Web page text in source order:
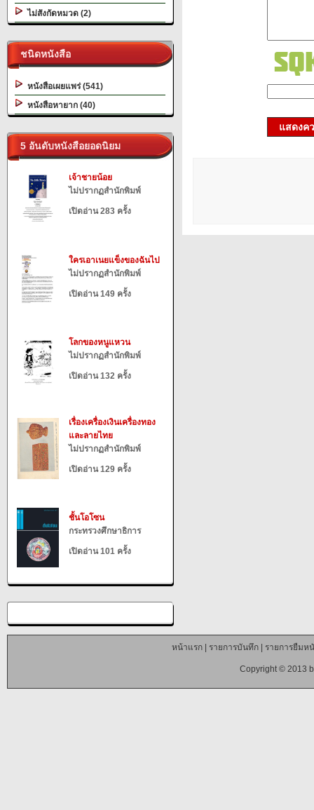
ไม่สังกัดหมวด (2)
ชนิดหนังสือ
หนังสือเผยแพร่ (541)
หนังสือหายาก (40)
5 อันดับหนังสือยอดนิยม
เจ้าชายน้อย
ไม่ปรากฏสำนักพิมพ์
เปิดอ่าน 283 ครั้ง
ใครเอาเนยแข็งของฉันไป
ไม่ปรากฏสำนักพิมพ์
เปิดอ่าน 149 ครั้ง
โลกของหนูแหวน
ไม่ปรากฏสำนักพิมพ์
เปิดอ่าน 132 ครั้ง
เรื่องเครื่องเงินเครื่องทอง
และลายไทย
ไม่ปรากฏสำนักพิมพ์
เปิดอ่าน 129 ครั้ง
ชั้นโอโซน
กระทรวงศึกษาธิการ
เปิดอ่าน 101 ครั้ง
แสดงค
หน้าแรก| รายการบันทึก| รายการยืมห
Copyright © 2013